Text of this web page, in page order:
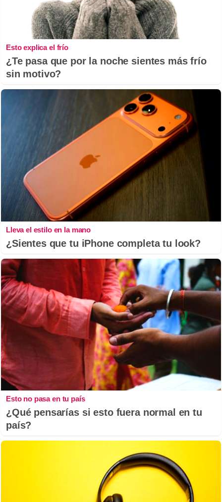
Esto explica el frío
¿Te pasa que por la noche sientes más frío
sin motivo?
Lleva el estilo en la mano
¿Sientes que tu iPhone completa tu look?
Esto no pasa en tu país
¿Qué pensarías si esto fuera normal en tu
país?